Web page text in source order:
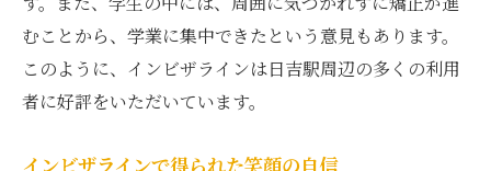
むことから、学業に集中できたという意見もあります。
このように、インビザラインは日吉駅周辺の多くの利用
者に好評をいただいています。
インビザラインで得られた笑顔の自信